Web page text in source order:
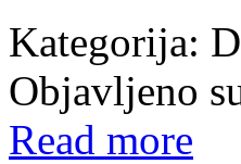
Kategorija:
Objavljeno
Read more